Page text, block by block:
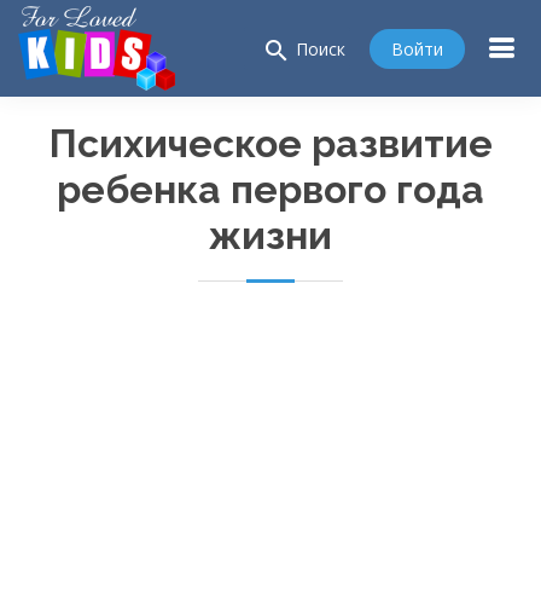
search Поиск Войти
Психическое развитие
ребенка первого года
жизни